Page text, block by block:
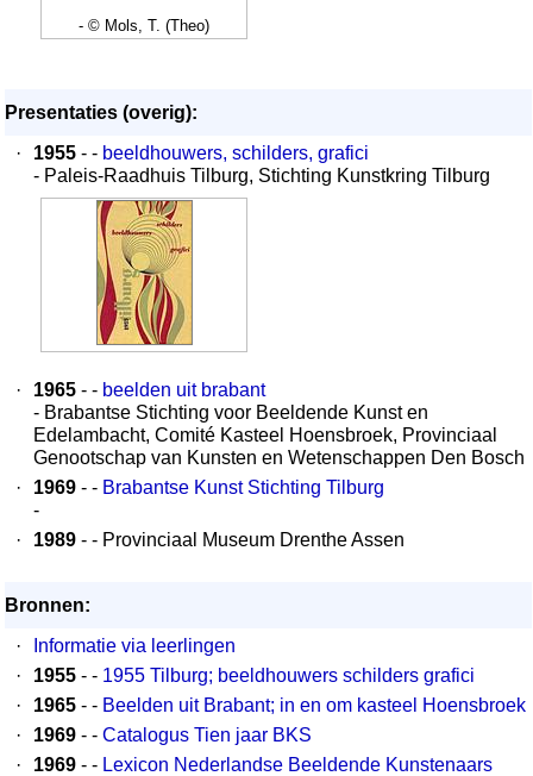
- © Mols, T. (Theo)
Presentaties (overig):
·
1955 - - beeldhouwers, schilders, grafici
- Paleis-Raadhuis Tilburg, Stichting Kunstkring Tilburg
· 1965 - - beelden uit brabant
- Brabantse Stichting voor Beeldende Kunst en
Edelambacht, Comité Kasteel Hoensbroek, Provinciaal
Genootschap van Kunsten en Wetenschappen Den Bosch
·
1969 - - Brabantse Kunst Stichting Tilburg
-
·
1989 - - Provinciaal Museum Drenthe Assen
Bronnen:
·
Informatie via leerlingen
·
1955 - - 1955 Tilburg; beeldhouwers schilders grafici
·
1965 - - Beelden uit Brabant; in en om kasteel Hoensbroek
·
1969 - - Catalogus Tien jaar BKS
·
1969 - - Lexicon Nederlandse Beeldende Kunstenaars